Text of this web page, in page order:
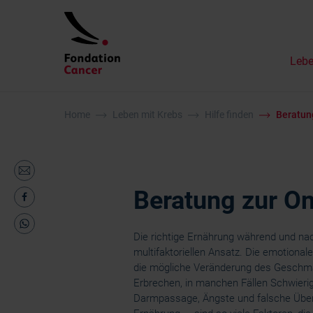
Home Leben mit Krebs Hilfe finden
Beratung zur
Die richtige Ernährung während und
multifaktoriellen Ansatz. Die
die mögliche Veränderung des
Erbrechen, in manchen Fällen
Darmpassage, Ängste und falsche